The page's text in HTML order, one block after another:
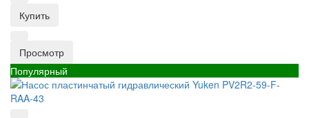
Купить
Просмотр
Популярный